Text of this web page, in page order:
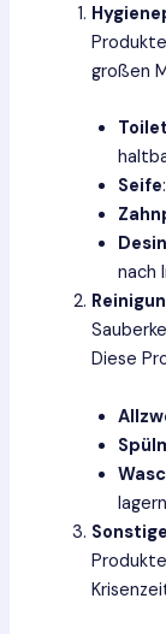
großen
Seife
nach
Diese